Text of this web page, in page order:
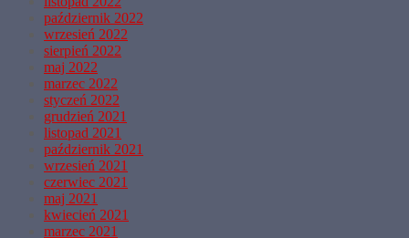
październik 2022
wrzesień 2022
sierpień 2022
maj 2022
marzec 2022
styczeń 2022
grudzień 2021
listopad 2021
październik 2021
wrzesień 2021
czerwiec 2021
maj 2021
kwiecień 2021
marzec 2021